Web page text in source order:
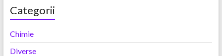
Categorii
Chimie
Diverse